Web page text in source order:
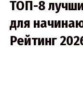
ТОП-8
для
Рейтинг